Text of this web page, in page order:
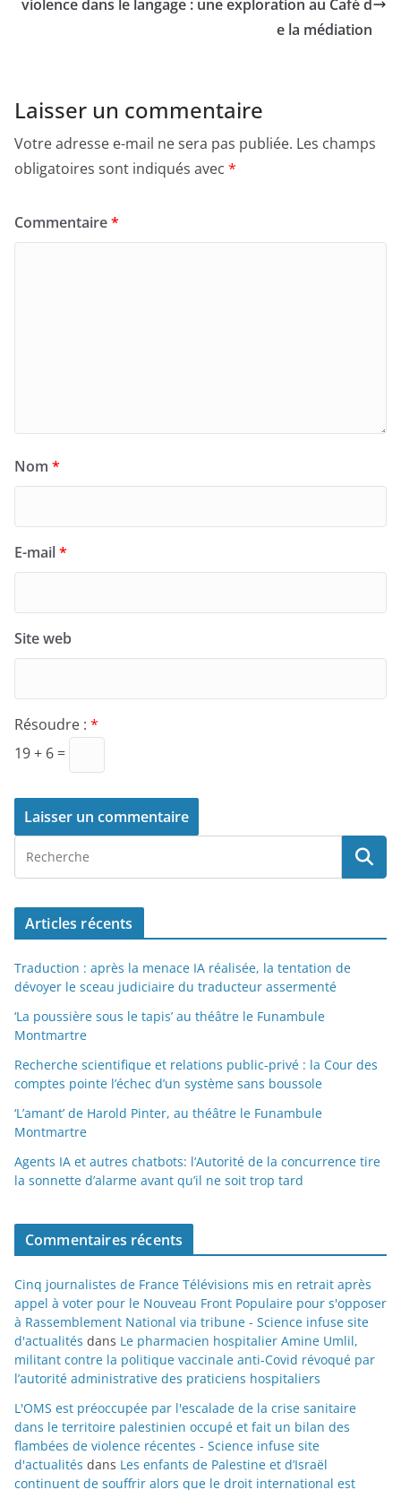
violence dans le langage : une exploration au Café d
e la médiation
Laisser un commentaire
Votre adresse e-mail ne sera pas publiée. Les champs
obligatoires sont indiqués avec *
Commentaire*
Nom *
E-mail*
Site web
Résoudre : *
19 + 6 =
Articles récents
Traduction : après la menace IA réalisée, la tentation de
dévoyer le sceau judiciaire du traducteur assermenté
‘La poussière sous le tapis’ au théâtre le Funambule
Montmartre
Recherche scientifique et relations public-privé : la Cour des
comptes pointe l’échec d’un système sans boussole
‘L’amant’ de Harold Pinter, au théâtre le Funambule
Montmartre
Agents IA et autres chatbots: l’Autorité de la concurrence tire
la sonnette d’alarme avant qu’il ne soit trop tard
Commentaires récents
Cinq journalistes de France Télévisions mis en retrait après
appel à voter pour le Nouveau Front Populaire pour s'opposer
à Rassemblement National via tribune - Science infuse site
d'actualités dans Le pharmacien hospitalier Amine Umlil,
militant contre la politique vaccinale anti-Covid révoqué par
l’autorité administrative des praticiens hospitaliers
L'OMS est préoccupée par l'escalade de la crise sanitaire
dans le territoire palestinien occupé et fait un bilan des
flambées de violence récentes - Science infuse site
d'actualités dans Les enfants de Palestine et d’Israël
continuent de souffrir alors que le droit international est